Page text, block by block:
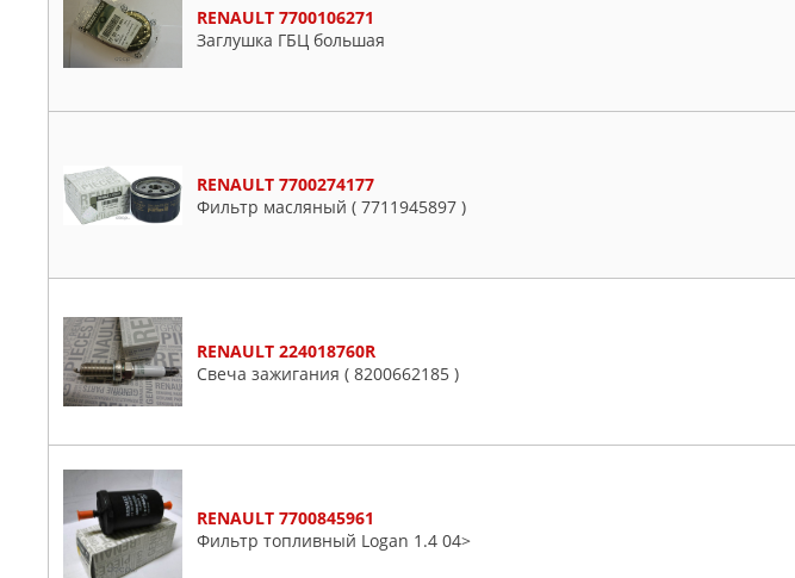
RENAULT 7700106271
Заглушка ГБЦ большая
RENAULT 7700274177
Фильтр масляный ( 7711945897 )
RENAULT 224018760R
Свеча зажигания ( 8200662185 )
RENAULT 7700845961
Фильтр топливный Logan 1.4 04>